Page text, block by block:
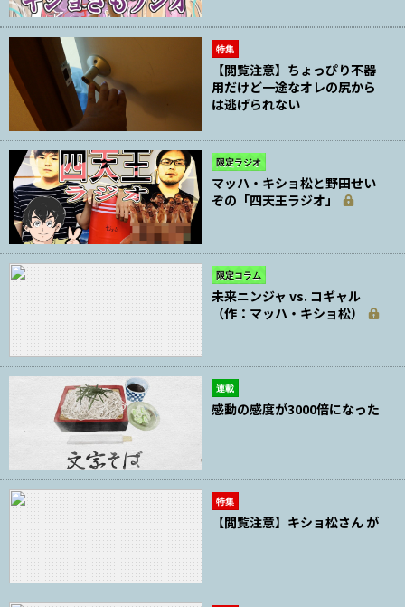
特集
【閲覧注意】ちょっぴり不器
用だけど一途なオレの尻から
は逃げられない
限定ラジオ
マッハ・キショ松と野田せい
ぞの「四天王ラジオ」
限定コラム
未来ニンジャ vs. コギャル
（作：マッハ・キショ松）
連載
感動の感度が3000倍になった
特集
【閲覧注意】キショ松さん が